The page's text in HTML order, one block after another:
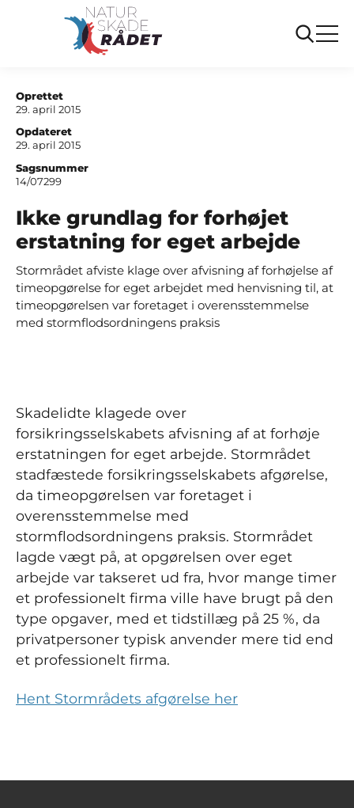
Sager
Ikke grundlag for forhoejet erstatning for eget
arbejde
Oprettet
29. april 2015
Opdateret
29. april 2015
Sagsnummer
14/07299
Ikke grundlag for forhøjet
erstatning for eget arbejde
Stormrådet afviste klage over afvisning af forhøjelse af
timeopgørelse for eget arbejdet med henvisning til, at
timeopgørelsen var foretaget i overensstemmelse
med stormflodsordningens praksis
Skadelidte klagede over
forsikringsselskabets afvisning af at forhøje
erstatningen for eget arbejde. Stormrådet
stadfæstede forsikringsselskabets afgørelse,
da timeopgørelsen var foretaget i
overensstemmelse med
stormflodsordningens praksis. Stormrådet
lagde vægt på, at opgørelsen over eget
arbejde var takseret ud fra, hvor mange timer
et professionelt firma ville have brugt på den
type opgaver, med et tidstillæg på 25 %, da
privatpersoner typisk anvender mere tid end
et professionelt firma.
Hent Stormrådets afgørelse her